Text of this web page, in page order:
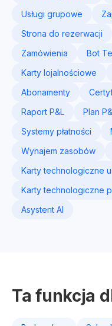
Usługi grupowe
Strona do rezerwacji
Zamówienia
Bot
Karty lojalnościowe
Abonamenty
Raport P&L
Plan
Systemy płatności
Wynajem zasobów
Karty technologiczne
Karty technologiczne
Asystent AI
Ta funkcja